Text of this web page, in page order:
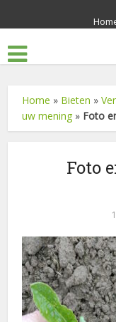
Home » Bieten »
uw mening » Foto
Foto